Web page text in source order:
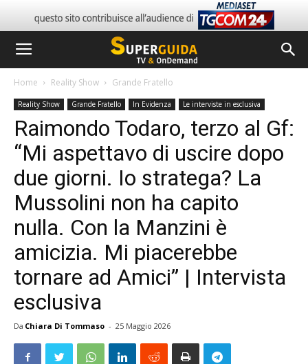
Home Reality Show Grande Fratello
Reality Show Grande Fratello In Evidenza Le interviste in esclusiva
Raimondo Todaro, terzo al Gf:
“Mi aspettavo di uscire dopo
due giorni. Io stratega? La
Mussolini non ha capito
nulla. Con la Manzini è
amicizia. Mi piacerebbe
tornare ad Amici” | Intervista
esclusiva
Da Chiara Di Tommaso - 25 Maggio 2026